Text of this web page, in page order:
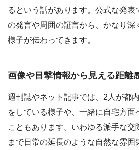
るという話があります。公式な発表
の発言や周囲の証言から、かなり深
様子が伝わってきます。
画像や目撃情報から見える距離
週刊誌やネット記事では、2人が都
をしている様子や、一緒に自宅方面
こともあります。いわゆる派手な交
まで日常の延長のような自然な雰囲